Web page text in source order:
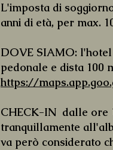
L'imposta di
anni di età, per max.
​​DOVE SIAMO:
pedonale e dista 100
https://
CHECK-IN dalle ore
tranquillamente
va però considerato